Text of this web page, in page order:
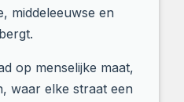
middeleeuwse en
op menselijke maat,
waar elke straat een